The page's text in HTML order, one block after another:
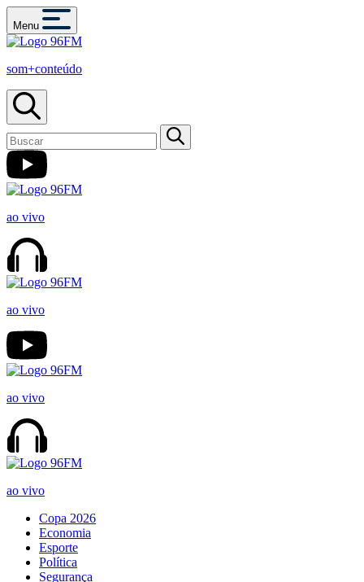
Menu
som+conteúdo
ao vivo
ao vivo
ao vivo
ao vivo
Copa 2026
Economia
Esporte
Política
Segurança